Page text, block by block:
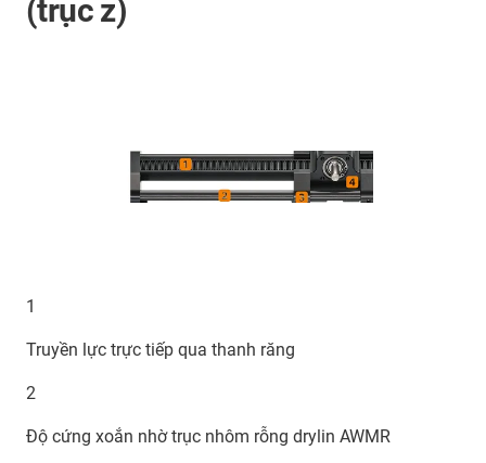
(trục z)
1
Truyền lực trực tiếp qua thanh răng
2
Độ cứng xoắn nhờ trục nhôm rỗng drylin AWMR